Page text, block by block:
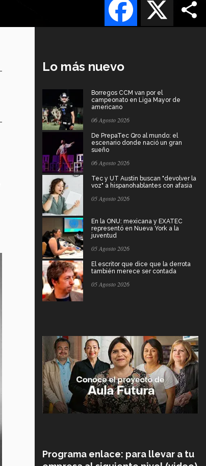
Lo más nuevo
Borregos CCM van por el
campeonato en Liga Mayor de
americano
06 Agosto 2026
De PrepaTec Qro al mundo: el
escenario donde nació un gran
sueño
06 Agosto 2026
Tec y UT Austin buscan "devolver la
voz" a hispanohablantes con afasia
05 Agosto 2026
En la ONU: mexicana y EXATEC
representó en Nueva York a la
juventud
05 Agosto 2026
El escritor que dice que la derrota
también merece ser contada
05 Agosto 2026
Programa enlace: para llevar a tu